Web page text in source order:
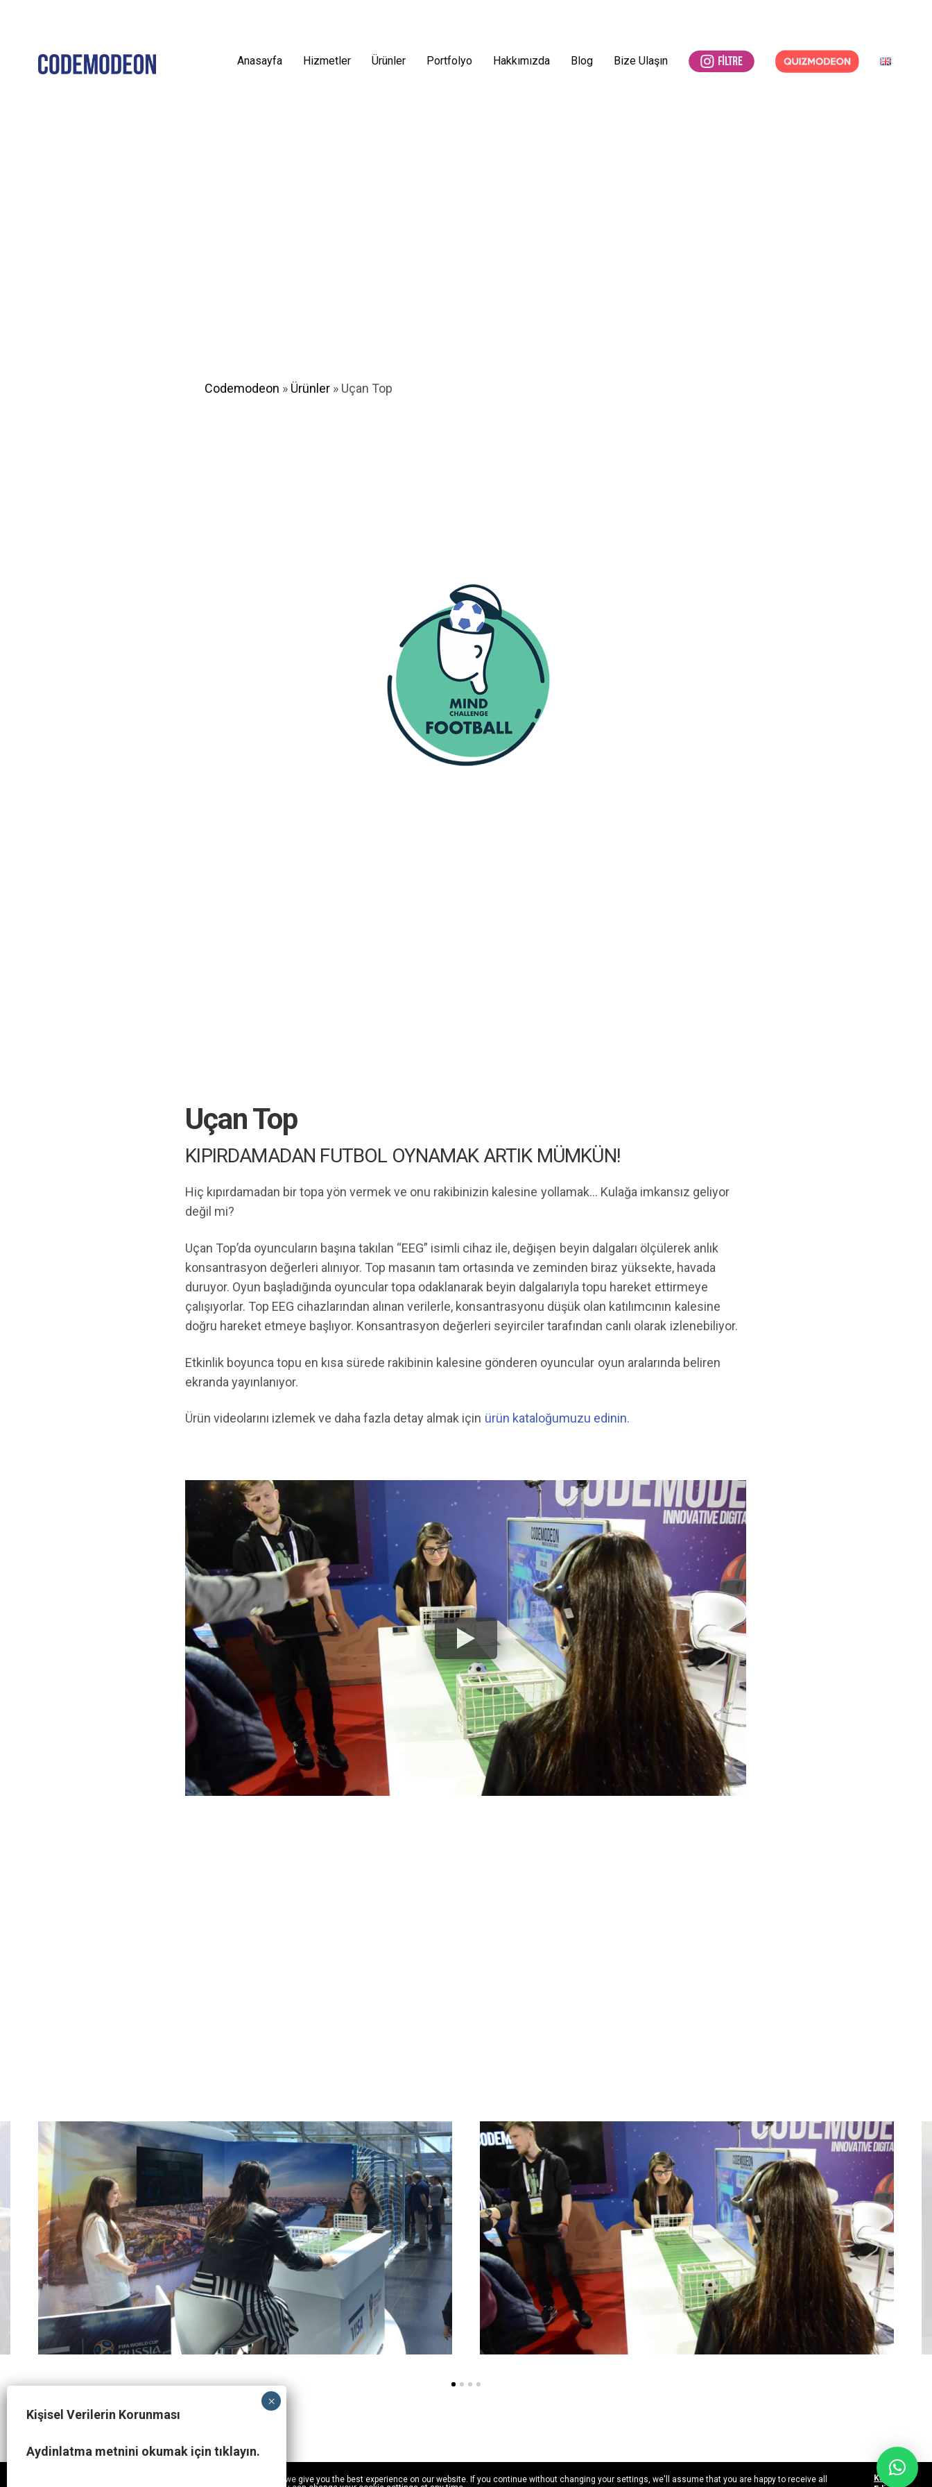
Anasayfa Hizmetler Ürünler Portfolyo Hakkımızda Blog Bize Ulaşın
Codemodeon » Ürünler » Uçan Top
Uçan Top
KIPIRDAMADAN FUTBOL OYNAMAK ARTIK MÜMKÜN!
Hiç kıpırdamadan bir topa yön vermek ve onu rakibinizin kalesine yollamak… Kulağa imkansız geliyor
değil mi?
Uçan Top’da oyuncuların başına takılan “EEG” isimli cihaz ile, değişen beyin dalgaları ölçülerek anlık
konsantrasyon değerleri alınıyor. Top masanın tam ortasında ve zeminden biraz yüksekte, havada
duruyor. Oyun başladığında oyuncular topa odaklanarak beyin dalgalarıyla topu hareket ettirmeye
çalışıyorlar. Top EEG cihazlarından alınan verilerle, konsantrasyonu düşük olan katılımcının kalesine
doğru hareket etmeye başlıyor. Konsantrasyon değerleri seyirciler tarafından canlı olarak izlenebiliyor.
Etkinlik boyunca topu en kısa sürede rakibinin kalesine gönderen oyuncular oyun aralarında beliren
ekranda yayınlanıyor.
Ürün videolarını izlemek ve daha fazla detay almak için ürün kataloğumuzu edinin.
Kişisel Verilerin Korunması
Aydinlatma metnini okumak için tıklayın.
Cookies on the Codemodeon website. We use cookies to ensure that we give you the best experience on our website. If you continue without changing your settings, we'll assume that you are happy to receive all
Kabul